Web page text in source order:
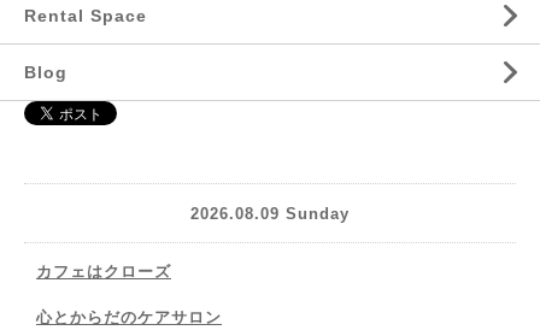
Rental Space
Blog
2026.08.09 Sunday
カフェはクローズ
心とからだのケアサロン